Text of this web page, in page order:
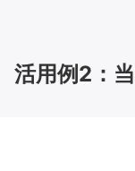
活用例2：